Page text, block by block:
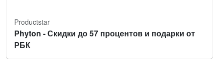
Productstar
Phyton - Скидки до 57 процентов и подарки от
РБК